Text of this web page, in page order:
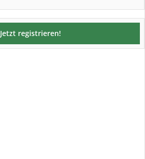
Jetzt registrieren!